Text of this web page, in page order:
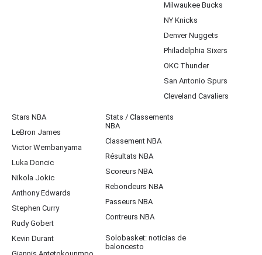
Milwaukee Bucks
NY Knicks
Denver Nuggets
Philadelphia Sixers
OKC Thunder
San Antonio Spurs
Cleveland Cavaliers
Stars NBA
LeBron James
Victor Wembanyama
Luka Doncic
Nikola Jokic
Anthony Edwards
Stephen Curry
Rudy Gobert
Kevin Durant
Stats / Classements
NBA
Classement NBA
Résultats NBA
Scoreurs NBA
Rebondeurs NBA
Passeurs NBA
Contreurs NBA
Solobasket: noticias de
baloncesto